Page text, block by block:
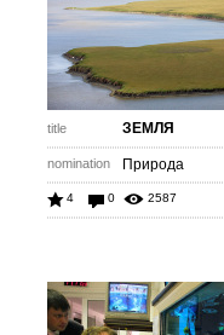
title ЗЕМЛЯ
nomination Природа
4 0 2587